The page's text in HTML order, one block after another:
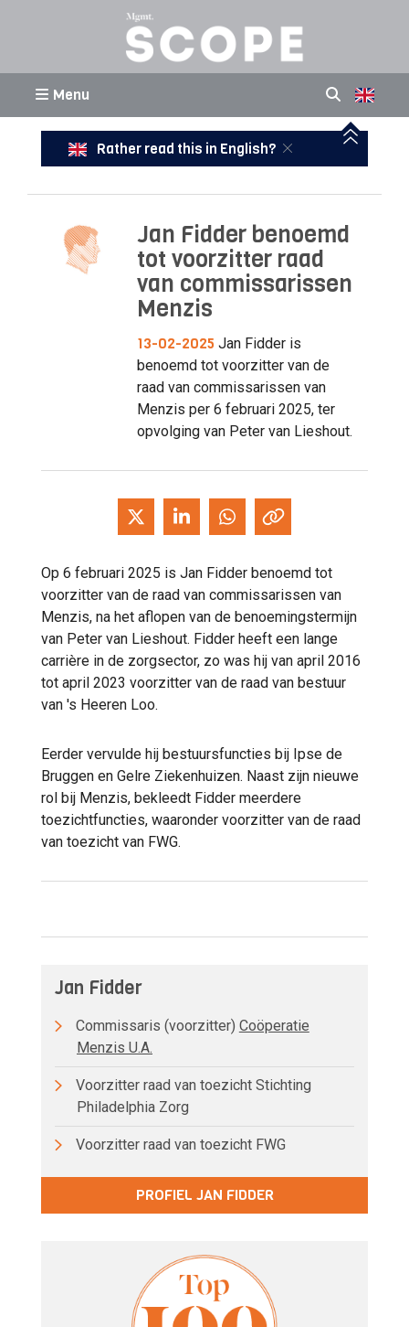
Menu
Rather read this in English?
Jan Fidder benoemd
tot voorzitter raad
van commissarissen
Menzis
13-02-2025 Jan Fidder is
benoemd tot voorzitter van de
raad van commissarissen van
Menzis per 6 februari 2025, ter
opvolging van Peter van Lieshout.
Op 6 februari 2025 is Jan Fidder benoemd tot
voorzitter van de raad van commissarissen van
Menzis, na het aflopen van de benoemingstermijn
van Peter van Lieshout. Fidder heeft een lange
carrière in de zorgsector, zo was hij van april 2016
tot april 2023 voorzitter van de raad van bestuur
van 's Heeren Loo.
Eerder vervulde hij bestuursfuncties bij Ipse de
Bruggen en Gelre Ziekenhuizen. Naast zijn nieuwe
rol bij Menzis, bekleedt Fidder meerdere
toezichtfuncties, waaronder voorzitter van de raad
van toezicht van FWG.
Jan Fidder
Commissaris (voorzitter) Coöperatie
Menzis U.A.
Voorzitter raad van toezicht Stichting
Philadelphia Zorg
Voorzitter raad van toezicht FWG
PROFIEL JAN FIDDER